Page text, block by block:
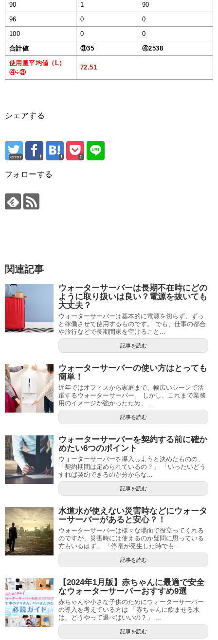
90
1
90
96
0
0
100
0
0
合計値
③35
④2538
使用量平均値（L）
④÷③
72.51
シェアする
error 0
フォローする
関連記事
ウォーターサーバーは長期不在時にどの
ように取り扱いは良い？電源を抜いても
大丈夫？
ウォーターサーバーは基本的に電源を切らず、ずっ
と稼働させて使用するものです。 でも、仕事の都合
や旅行などで長期間家を空けること...
記事を読む
ウォーターサーバーの使い方はとっても
簡単！
近年ではオフィスから家庭まで、幅広いシーンで活
躍するウォーターサーバー。 しかし、これまで業務
用のイメージが強かったため、 ...
記事を読む
ウォーターサーバーを契約する前に確か
めたい6つのポイント
ウォーターサーバーを導入しようと決めたものの、
「契約期間は定められているの？」 「いったいどう
すれば契約できるのか分からな...
記事を読む
水道水が使えない災害時などにウォータ
ーサーバーがあると安心？！
ウォーターサーバーは様々な場面で役立ってくれる
のですが、災害時には使えるのか疑問に思っている
方もいるはず。 「停電が発生した時でも...
記事を読む
【2024年1月版】赤ちゃんに最適で安全
なウォーターサーバーおすすめ9選
赤ちゃんや小さな子供のためにウォーターサーバー
の導入を考えている方は 「赤ちゃんに飲ませる水
は、どうやって選べばいいの？」 ...
記事を読む